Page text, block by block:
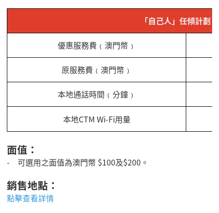
「自己人」任傾計劃
優惠服務費﹙澳門幣﹚
原服務費﹙澳門幣﹚
本地通話時間﹙分鐘﹚
本地CTM Wi-Fi用量
面值：
- 可選用之面值為澳門幣 $100及$200 。
銷售地點：
點擊查看詳情